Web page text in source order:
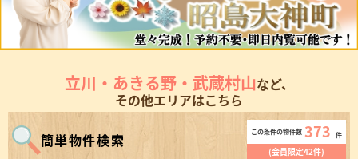
立川・あきる野・武蔵村山など、
その他エリアはこちら
簡単物件検索 この条件の物件数 373 件
(会員限定42件)